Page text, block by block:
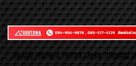
ของเเต่ง Alphard Vellfire Lexus Majesty ข